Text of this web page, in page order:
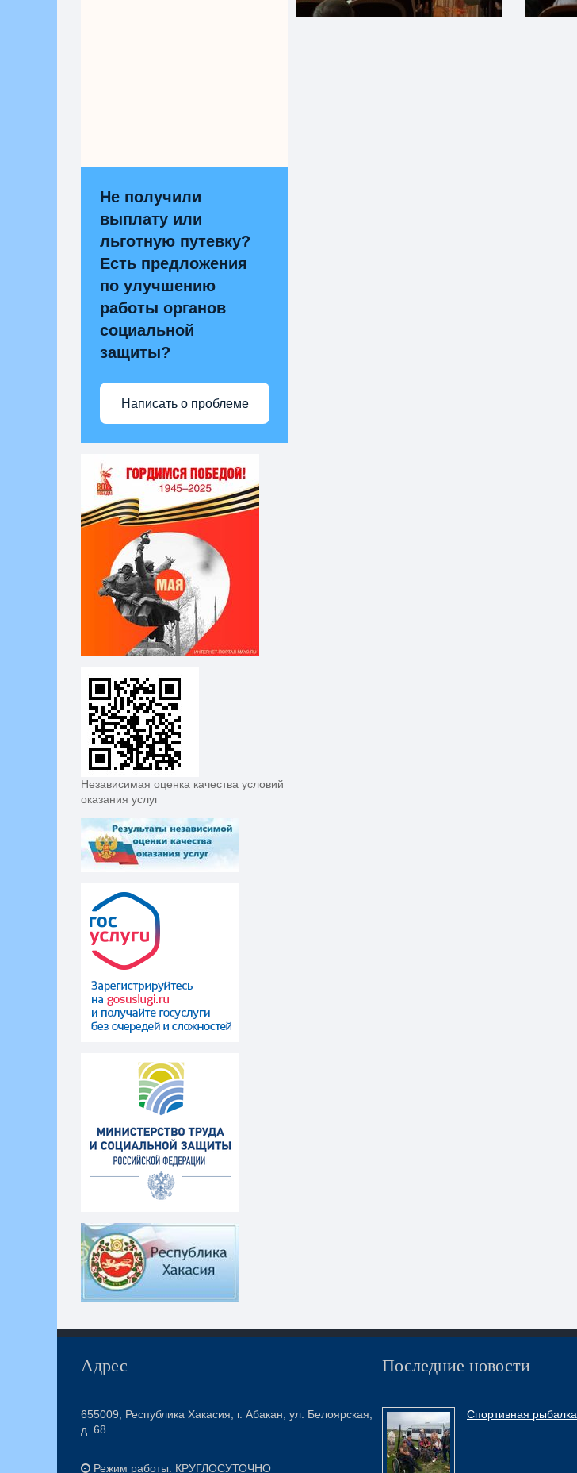
Не получили
выплату или
льготную путевку?
Есть предложения
по улучшению
работы органов
социальной
защиты?
Написать о проблеме
Независимая оценка качества условий
оказания услуг
Адрес
655009, Республика Хакасия, г. Абакан, ул. Белоярская,
д. 68
Режим работы: КРУГЛОСУТОЧНО
Последние новости
Спортивная рыбалка